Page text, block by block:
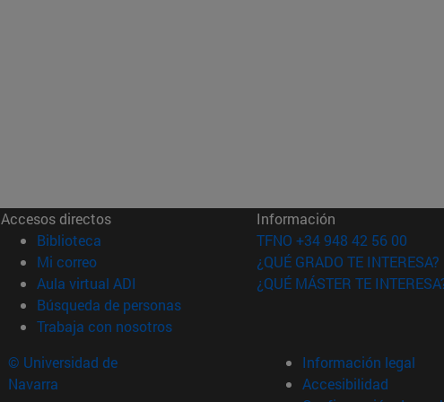
Accesos directos
Biblioteca (abre en nueva ventana)
Mi correo(abre en nueva ventana)
Aula virtual ADI (abre en nueva ventana)
Búsqueda de personas(abre en nueva ventana)
Trabaja con nosotros(abre en nueva ventana)
Información
TFNO +34 948 42 56 00
¿QUÉ GRADO TE INTERESA?
¿QUÉ MÁSTER TE
© Universidad de
Navarra
Información legal
Accesibilidad